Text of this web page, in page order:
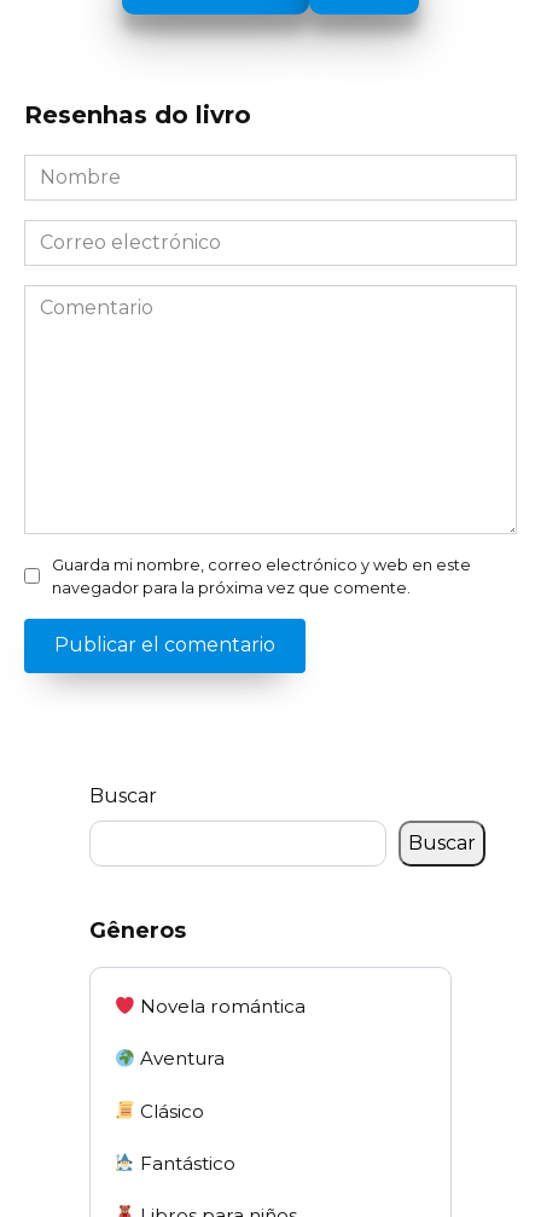
Resenhas do livro
Nombre
*
Correo
electrónico
*Comentario
Guarda mi nombre, correo electrónico y web en este
navegador para la próxima vez que comente.
Buscar
Buscar
Gêneros
Novela romántica
Aventura
Clásico
Fantástico